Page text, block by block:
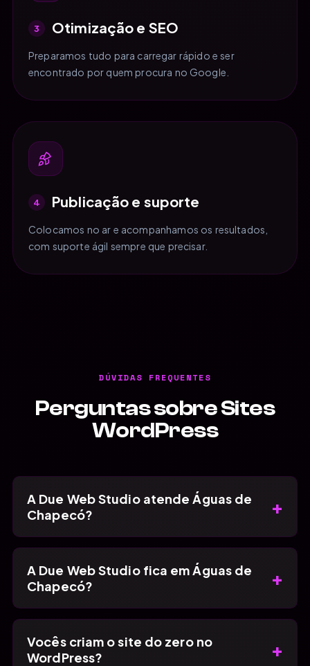
3 Otimização e SEO
Preparamos tudo para carregar rápido e ser
encontrado por quem procura no Google.
4 Publicação e suporte
Colocamos no ar e acompanhamos os resultados,
com suporte ágil sempre que precisar.
DÚVIDAS FREQUENTES
Perguntas sobre Sites
WordPress
A Due Web Studio atende Águas de
Chapecó?
+
A Due Web Studio fica em Águas de
Chapecó?
+
Vocês criam o site do zero no
WordPress?
+